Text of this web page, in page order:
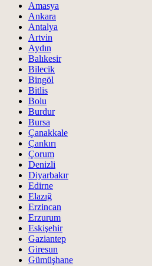
Amasya
Ankara
Antalya
Artvin
Aydın
Balıkesir
Bilecik
Bingöl
Bitlis
Bolu
Burdur
Bursa
Çanakkale
Çankırı
Çorum
Denizli
Diyarbakır
Edirne
Elazığ
Erzincan
Erzurum
Eskişehir
Gaziantep
Giresun
Gümüşhane